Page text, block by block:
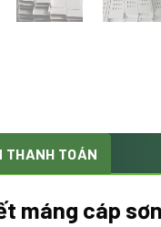
THANH TOÁN
máng cáp